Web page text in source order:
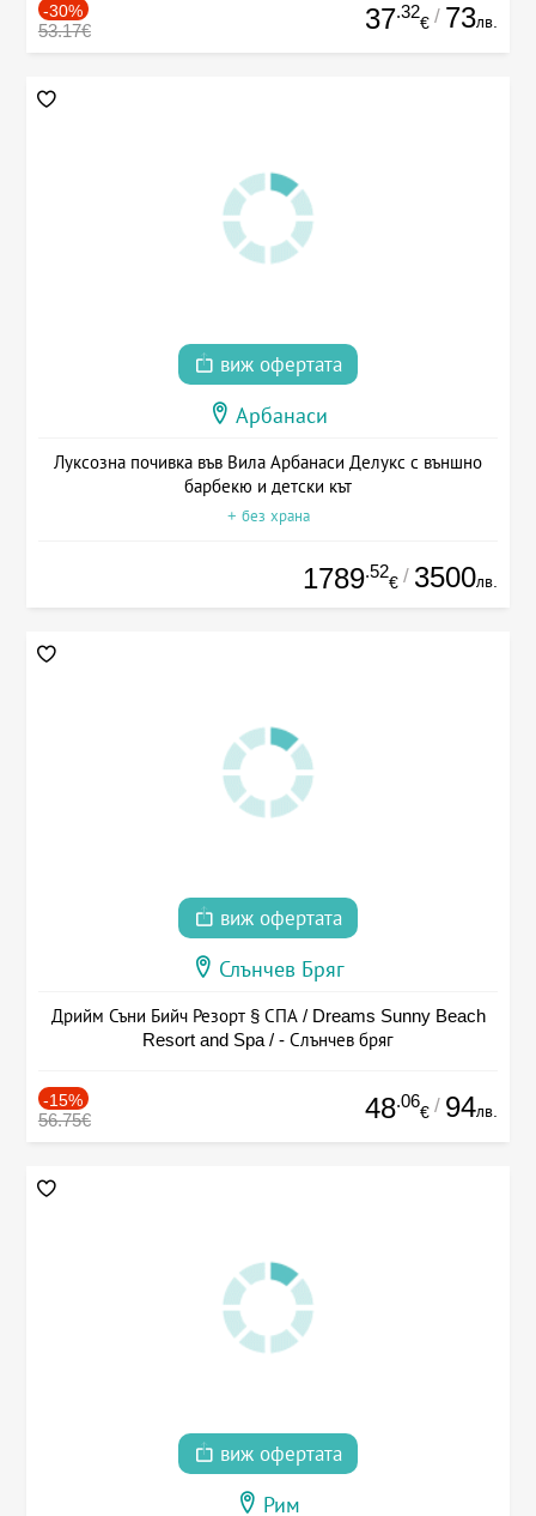
-30%
53.17€ 37.32
€ / 73лв.
виж офертата
Арбанаси
Луксозна почивка във Вила Арбанаси Делукс с външно
барбекю и детски кът
+ без храна
1789.52
€ / 3500лв.
виж офертата
Слънчев Бряг
Дрийм Съни Бийч Резорт § СПА / Dreams Sunny Beach
Resort and Spa / - Слънчев бряг
-15%
56.75€ 48.06
€ / 94лв.
виж офертата
Рим